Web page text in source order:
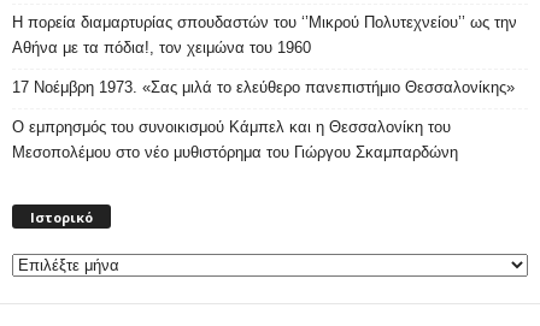
Η πορεία διαμαρτυρίας σπουδαστών του ‘’Μικρού Πολυτεχνείου’’ ως την
Αθήνα με τα πόδια!, τον χειμώνα του 1960
17 Νοέμβρη 1973. «Σας μιλά το ελεύθερο πανεπιστήμιο Θεσσαλονίκης»
Ο εμπρησμός του συνοικισμού Κάμπελ και η Θεσσαλονίκη του
Μεσοπολέμου στο νέο μυθιστόρημα του Γιώργου Σκαμπαρδώνη
Ιστορικό